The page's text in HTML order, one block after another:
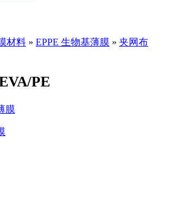
材料 » EPPE 生物基薄膜 » 夹网布
PE